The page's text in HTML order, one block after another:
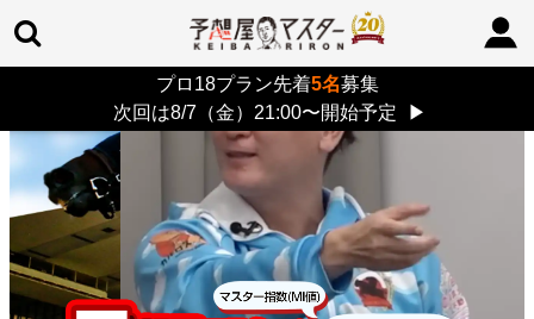
プロ18プラン先着5名募集
次回は8/7（金）21:00〜開始予定
▶
> 26/8/9 (日)